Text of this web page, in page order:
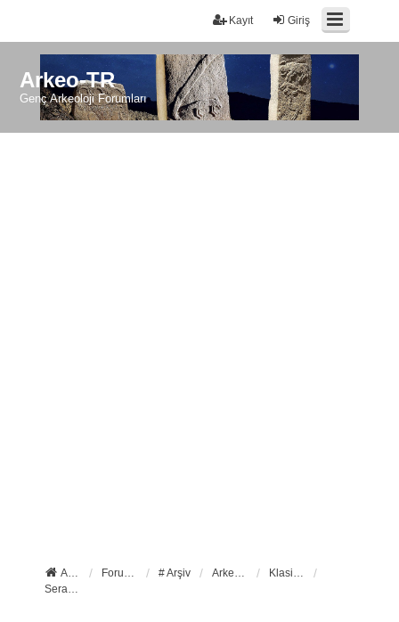
Giriş
Kayıt
Arkeo-TR
Genç Arkeoloji Forumları
Anasayfa Forum ana sayfa # Arşiv Arkeoloji
Klasik Arkeoloji
Seramik